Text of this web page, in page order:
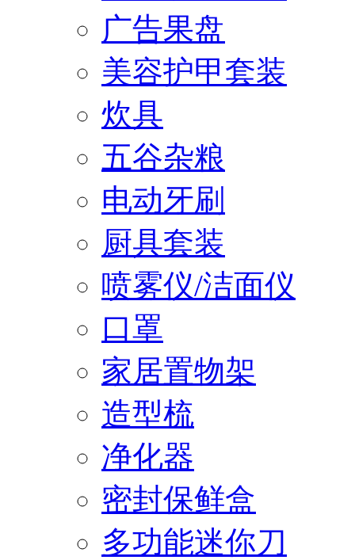
广告果盘
美容护甲套装
炊具
五谷杂粮
电动牙刷
厨具套装
喷雾仪/洁面仪
口罩
家居置物架
造型梳
净化器
密封保鲜盒
多功能迷你刀